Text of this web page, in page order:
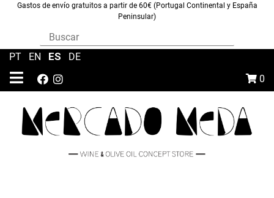
Gastos de envío gratuitos a partir de 60€ (Portugal Continental y España
Peninsular)
0
PT EN ES DE